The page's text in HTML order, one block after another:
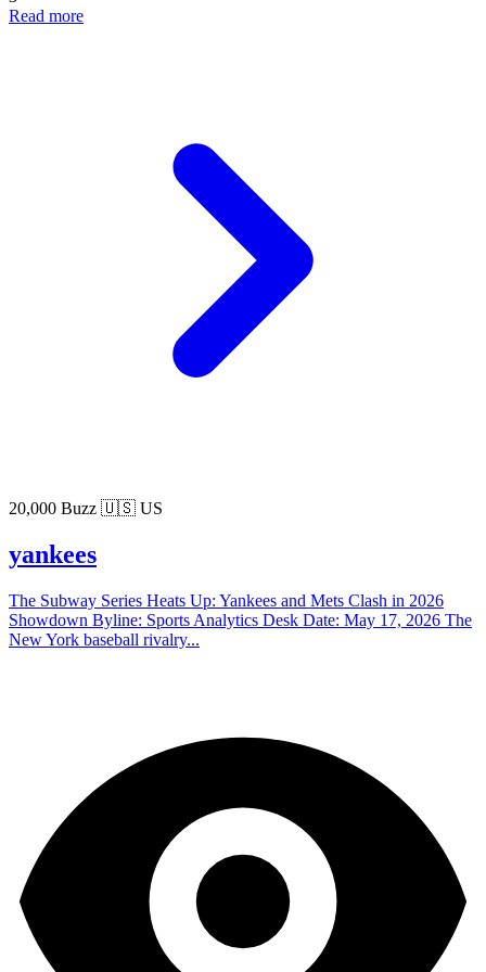
Read more
20,000 Buzz 🇺🇸 US
yankees
The Subway Series Heats Up: Yankees and Mets Clash in 2026
Showdown Byline: Sports Analytics Desk Date: May 17, 2026 The
New York baseball rivalry...